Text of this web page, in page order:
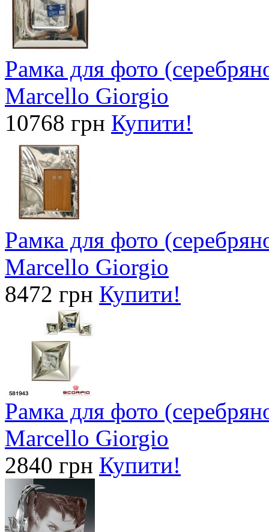
Рамка для фото
Marcello Giorgio
10768 грн Купити!
Рамка для фото
Marcello Giorgio
8472 грн Купити!
Рамка для фото
Marcello Giorgio
2840 грн Купити!